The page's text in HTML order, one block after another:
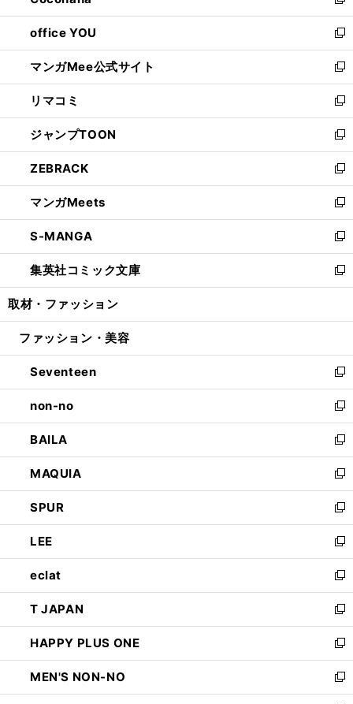
開
く
ウ
で
開
く
ウ
ィ
ン
ド
ウ
で
開
く
し
い
ウ
ィ
ン
ド
ウ
で
開
く
office YOU
新
し
い
ウ
ィ
ン
ド
ウ
で
開
く
マンガMee公式サイト
新
し
い
ウ
ィ
ン
ド
ウ
で
開
く
リマコミ
新
し
い
ウ
ィ
ン
ド
ウ
で
開
く
ジャンプTOON
新
し
い
ウ
ィ
ン
ド
ウ
で
開
ZEBRACK
新
し
い
ウ
ィ
ン
ド
ウ
開
マンガMeets
新
し
い
ウ
ィ
ン
ウ
開
く
S-MANGA
新
し
い
ウ
ン
ウ
で
開
く
集英社コミック文庫
新
し
ウ
ン
ド
ウ
で
開
く
取材・ファッション
ファッション・美容
Seventeen
新
し
い
ウ
ィ
ン
ド
ウ
で
開
く
non-no
新
し
い
ウ
ィ
ン
ド
ウ
で
開
く
BAILA
新
し
い
ウ
ィ
ン
ド
ウ
で
開
く
MAQUIA
新
し
い
ウ
ィ
ン
ド
ウ
で
開
く
SPUR
新
し
い
ウ
ィ
ン
ド
ウ
で
開
く
LEE
新
し
い
ウ
ィ
ン
ド
ウ
で
開
eclat
新
し
い
ウ
ィ
ン
ド
ウ
T JAPAN
新
し
い
ウ
ィ
ン
HAPPY PLUS ONE
新
し
い
ウ
MEN'S NON-NO
新
し